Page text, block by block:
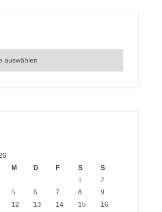
M D F S
S
1
2
5 6 7 8
9
12 13 14 15
16